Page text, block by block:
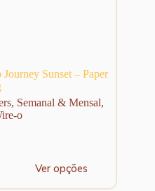
Sunset – Paper
, Semanal & Mensal,
o
Ver opções